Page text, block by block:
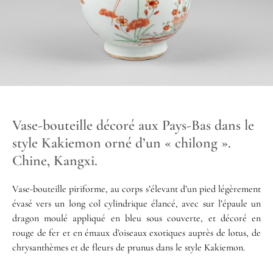
Vase-bouteille décoré aux Pays-Bas dans le
style Kakiemon orné d’un « chilong ».
Chine, Kangxi.
Vase-bouteille piriforme, au corps s’élevant d’un pied légèrement
évasé vers un long col cylindrique élancé, avec sur l’épaule un
dragon moulé appliqué en bleu sous couverte, et décoré en
rouge de fer et en émaux d’oiseaux exotiques auprès de lotus, de
chrysanthèmes et de fleurs de prunus dans le style Kakiemon.